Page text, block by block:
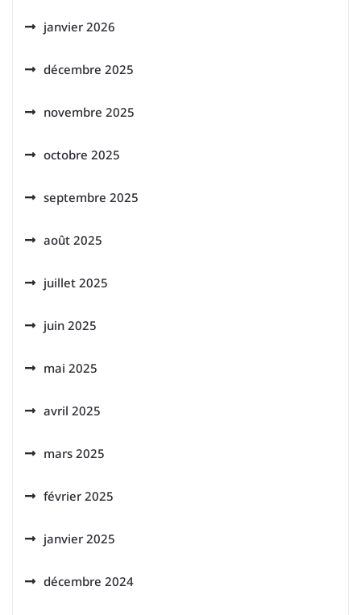
janvier 2026
décembre 2025
novembre 2025
octobre 2025
septembre 2025
août 2025
juillet 2025
juin 2025
mai 2025
avril 2025
mars 2025
février 2025
janvier 2025
décembre 2024